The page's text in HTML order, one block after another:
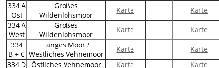
334 A
Ost
Großes
Wildenlohsmoor
Karte
Karte
334 A
West
Großes
Wildenlohsmoor
Karte
Karte
334
B + C
Langes Moor /
Westliches Vehnemoor
Karte
Karte
334 D Östliches Vehnemoor Karte
Karte